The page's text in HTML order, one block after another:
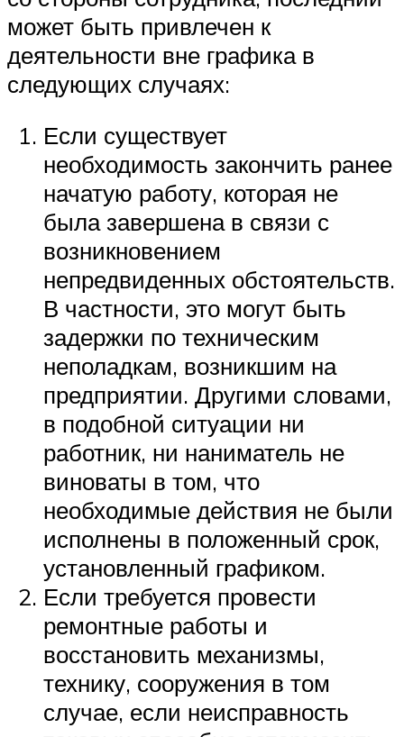
может быть привлечен к
деятельности вне графика в
следующих случаях:
Если существует
необходимость закончить ранее
начатую работу, которая не
была завершена в связи с
возникновением
непредвиденных обстоятельств.
В частности, это могут быть
задержки по техническим
неполадкам, возникшим на
предприятии. Другими словами,
в подобной ситуации ни
работник, ни наниматель не
виноваты в том, что
необходимые действия не были
исполнены в положенный срок,
установленный графиком.
Если требуется провести
ремонтные работы и
восстановить механизмы,
технику, сооружения в том
случае, если неисправность